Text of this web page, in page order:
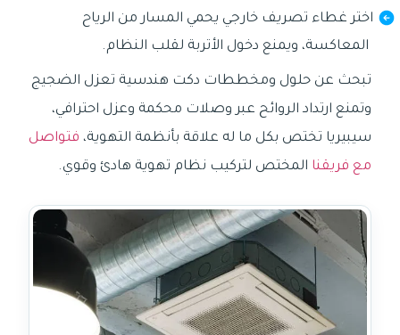
اختر غطاء تصريف خارجي يحمي المسار من الرياح
المعاكسة، ويمنع دخول الأتربة لقلب النظام.
تبحث عن حلول ومخططات دكت هندسية تعزل الضجيج
وتمنع ارتداد الروائح عبر وصلات محكمة وعزل احترافي،
سيبيريا تختص بكل ما له علاقة بأنظمة التهوية، فتواصل
مع فريقنا المختص لتركيب نظام تهوية هادئ وقوي.